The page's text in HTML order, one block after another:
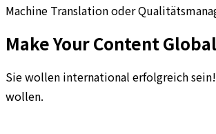
Machine Translation oder
Make Your Content
Sie wollen international erfolgreich
wollen.